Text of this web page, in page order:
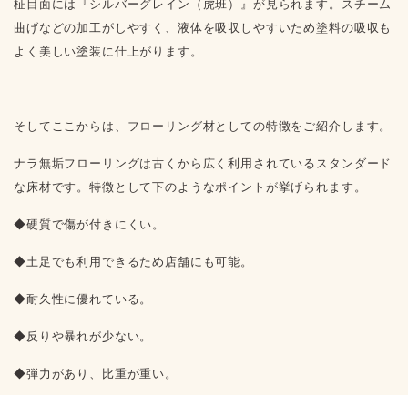
柾目面には『シルバーグレイン（虎班）』が見られます。スチーム
曲げなどの加工がしやすく、液体を吸収しやすいため塗料の吸収も
よく美しい塗装に仕上がります。
そしてここからは、フローリング材としての特徴をご紹介します。
ナラ無垢フローリングは古くから広く利用されているスタンダード
な床材です。特徴として下のようなポイントが挙げられます。
◆硬質で傷が付きにくい。
◆土足でも利用できるため店舗にも可能。
◆耐久性に優れている。
◆反りや暴れが少ない。
◆弾力があり、比重が重い。